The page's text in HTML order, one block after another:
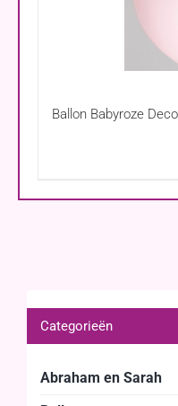
Ballon Babyroze
Categorieën
Abraham en Sarah